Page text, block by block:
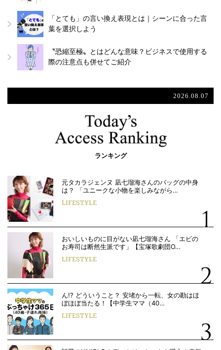
「とても」の言い換え表現とは｜シーンに合った言
葉を選択しよう
〝恐縮至極〟とはどんな意味？ビジネスで使用する
際の注意点も併せてご紹介
2026.08.07
ランキング
元タカラジェンヌ 凪七瑠海さんのバッグの中身
は？ 「ユニークな小物を楽しみながら…
LIFESTYLE
おいしいものに目がない凪七瑠海さん 「エビの
お寿司は断然生派です」【宝塚歌劇団O…
LIFESTYLE
ん!? どういうこと？ 安堵から一転、女の勘はほ
ぼほぼ当たる！【中学生ママ（40…
LIFESTYLE